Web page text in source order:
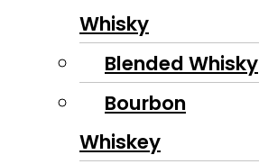
Whisky
Blended Whisky
Bourbon
Whiskey